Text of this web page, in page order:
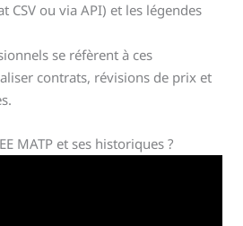
CSV ou via API) et les légendes
se réfèrent à ces
contrats, révisions de prix et
MATP et ses historiques ?